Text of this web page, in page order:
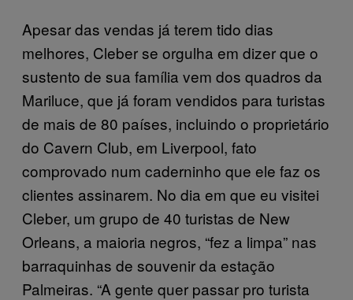
Apesar das vendas já terem tido dias
melhores, Cleber se orgulha em dizer que o
sustento de sua família vem dos quadros da
Mariluce, que já foram vendidos para turistas
de mais de 80 países, incluindo o proprietário
do Cavern Club, em Liverpool, fato
comprovado num caderninho que ele faz os
clientes assinarem. No dia em que eu visitei
Cleber, um grupo de 40 turistas de New
Orleans, a maioria negros, “fez a limpa” nas
barraquinhas de souvenir da estação
Palmeiras. “A gente quer passar pro turista